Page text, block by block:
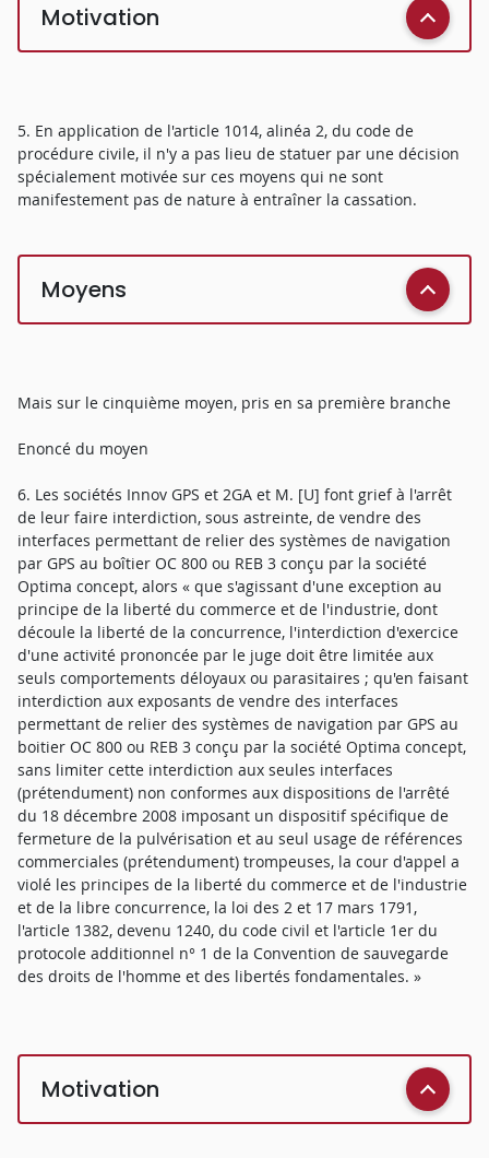
Motivation
5. En application de l'article 1014, alinéa 2, du code de
procédure civile, il n'y a pas lieu de statuer par une décision
spécialement motivée sur ces moyens qui ne sont
manifestement pas de nature à entraîner la cassation.
Moyens
Mais sur le cinquième moyen, pris en sa première branche
Enoncé du moyen
6. Les sociétés Innov GPS et 2GA et M. [U] font grief à l'arrêt
de leur faire interdiction, sous astreinte, de vendre des
interfaces permettant de relier des systèmes de navigation
par GPS au boîtier OC 800 ou REB 3 conçu par la société
Optima concept, alors « que s'agissant d'une exception au
principe de la liberté du commerce et de l'industrie, dont
découle la liberté de la concurrence, l'interdiction d'exercice
d'une activité prononcée par le juge doit être limitée aux
seuls comportements déloyaux ou parasitaires ; qu'en faisant
interdiction aux exposants de vendre des interfaces
permettant de relier des systèmes de navigation par GPS au
boitier OC 800 ou REB 3 conçu par la société Optima concept,
sans limiter cette interdiction aux seules interfaces
(prétendument) non conformes aux dispositions de l'arrêté
du 18 décembre 2008 imposant un dispositif spécifique de
fermeture de la pulvérisation et au seul usage de références
commerciales (prétendument) trompeuses, la cour d'appel a
violé les principes de la liberté du commerce et de l'industrie
et de la libre concurrence, la loi des 2 et 17 mars 1791,
l'article 1382, devenu 1240, du code civil et l'article 1er du
protocole additionnel n° 1 de la Convention de sauvegarde
des droits de l'homme et des libertés fondamentales. »
Motivation